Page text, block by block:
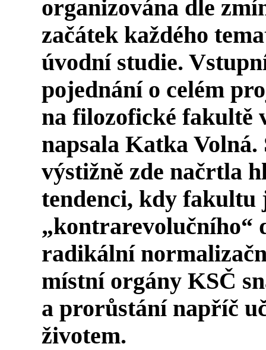
organizována dle
začátek každého
úvodní studie.
pojednání o celém
na filozofické fakultě
napsala Katka Volná.
výstižně zde načrtla
tendenci, kdy fakultu
„kontrarevolučního“
radikální
místní orgány KSČ
a prorůstání napříč
životem.